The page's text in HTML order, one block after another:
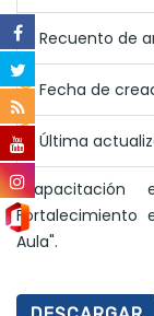
Recuento de
Fecha de
Última
"Capacitación
Fortalecimiento
Aula".